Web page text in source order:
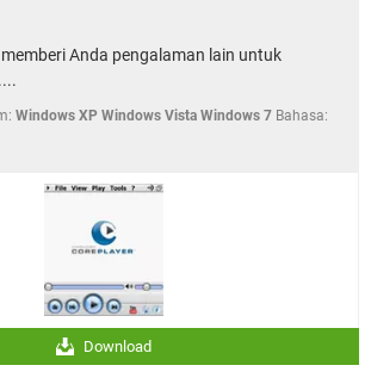
Anda pengalaman lain untuk
Windows XP Windows Vista Windows 7 Bahasa:
Download